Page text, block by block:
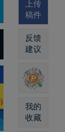
上传
稿件
反馈
建议
我的
收藏